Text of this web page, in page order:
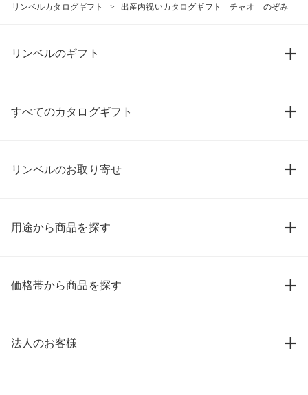
リンベルカタログギフト
出産内祝いカタログギフト チャオ のぞみ
リンベルのギフト
すべてのカタログギフト
リンベルのお取り寄せ
用途から商品を探す
価格帯から商品を探す
法人のお客様